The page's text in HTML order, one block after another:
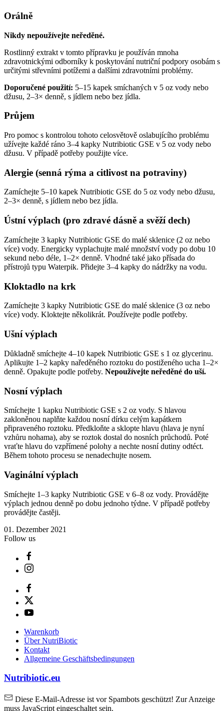
Orálně
Nikdy nepoužívejte neředěné.
Rostlinný extrakt v tomto přípravku je používán mnoha
zdravotnickými odborníky k poskytování nutriční podpory osobám s
určitými střevními potížemi a dalšími zdravotními problémy.
Doporučené použití: 5–15 kapek smíchaných v 5 oz vody nebo
džusu, 2–3× denně, s jídlem nebo bez jídla.
Průjem
Pro pomoc s kontrolou tohoto celosvětově oslabujícího problému
užívejte každé ráno 3–4 kapky Nutribiotic GSE v 5 oz vody nebo
džusu. V případě potřeby použijte více.
Alergie (senná rýma a citlivost na potraviny)
Zamíchejte 5–10 kapek Nutribiotic GSE do 5 oz vody nebo džusu,
2–3× denně, s jídlem nebo bez jídla.
Ústní výplach (pro zdravé dásně a svěží dech)
Zamíchejte 3 kapky Nutribiotic GSE do malé sklenice (2 oz nebo
více) vody. Energicky vyplachujte malé množství vody po dobu 10
sekund nebo déle, 1–2× denně. Vhodné také jako přísada do
přístrojů typu Waterpik. Přidejte 3–4 kapky do nádržky na vodu.
Kloktadlo na krk
Zamíchejte 3 kapky Nutribiotic GSE do malé sklenice (3 oz nebo
více) vody. Kloktejte několikrát. Používejte podle potřeby.
Ušní výplach
Důkladně smíchejte 4–10 kapek Nutribiotic GSE s 1 oz glycerinu.
Aplikujte 1–2 kapky naředěného roztoku do postiženého ucha 1–2×
denně. Opakujte podle potřeby. Nepoužívejte neředěné do uší.
Nosní výplach
Smíchejte 1 kapku Nutribiotic GSE s 2 oz vody. S hlavou
zakloněnou naplňte každou nosní dírku celým kapátkem
připraveného roztoku. Předkloňte a sklopte hlavu (hlava je nyní
vzhůru nohama), aby se roztok dostal do nosních průchodů. Poté
vraťte hlavu do vzpřímené polohy a nechte nosní dutiny odtéct.
Během tohoto procesu se nenadechujte nosem.
Vaginální výplach
Smíchejte 1–3 kapky Nutribiotic GSE v 6–8 oz vody. Provádějte
výplach jednou denně po dobu jednoho týdne. V případě potřeby
provádějte častěji.
01. Dezember 2021
Follow us
Warenkorb
Über NutriBiotic
Kontakt
Allgemeine Geschäftsbedingungen
Nutribiotic.eu
Diese E-Mail-Adresse ist vor Spambots geschützt! Zur Anzeige
muss JavaScript eingeschaltet sein.